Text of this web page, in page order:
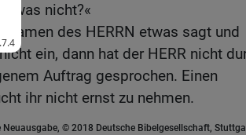
was nicht?«
des HERRN etwas sagt und
ein, dann hat der HERR nicht
Auftrag gesprochen. Einen
ihr nicht ernst zu nehmen.
© 2018 Deutsche Bibelgesellschaft,